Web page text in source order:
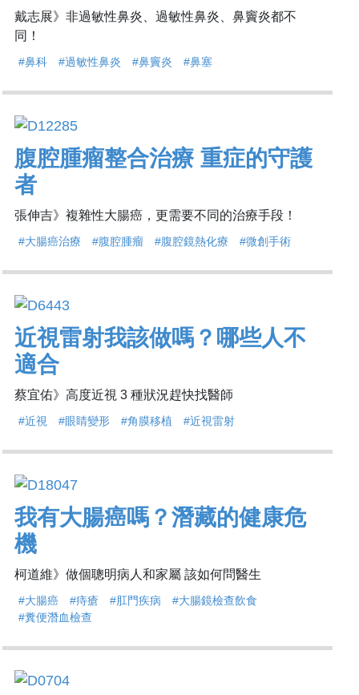
戴志展》非過敏性鼻炎、過敏性鼻炎、鼻竇炎都不
同！
#鼻科 #過敏性鼻炎 #鼻竇炎 #鼻塞
腹腔腫瘤整合治療 重症的守護
者
張伸吉》複雜性大腸癌，更需要不同的治療手段！
#大腸癌治療 #腹腔腫瘤 #腹腔鏡熱化療 #微創手術
近視雷射我該做嗎？哪些人不
適合
蔡宜佑》高度近視 3 種狀況趕快找醫師
#近視 #眼睛變形 #角膜移植 #近視雷射
我有大腸癌嗎？潛藏的健康危
機
柯道維》做個聰明病人和家屬 該如何問醫生
#大腸癌 #痔瘡 #肛門疾病
#大腸鏡檢查飲食
#糞便潛血檢查